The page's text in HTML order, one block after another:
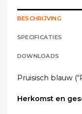
BESCHRIJVING
SPECIFICATIES
DOWNLOADS
Pruisisch blauw
Herkomst en